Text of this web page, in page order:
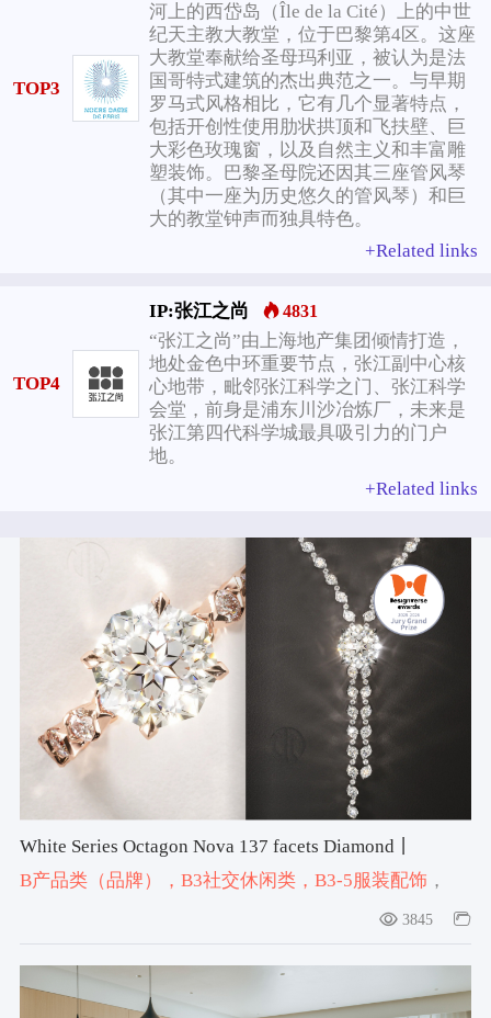
TOP3
河上的西岱岛（Île de la Cité）上的中世
纪天主教大教堂，位于巴黎第4区。这座
大教堂奉献给圣母玛利亚，被认为是法
国哥特式建筑的杰出典范之一。与早期
罗马式风格相比，它有几个显著特点，
包括开创性使用肋状拱顶和飞扶壁、巨
大彩色玫瑰窗，以及自然主义和丰富雕
塑装饰。巴黎圣母院还因其三座管风琴
（其中一座为历史悠久的管风琴）和巨
大的教堂钟声而独具特色。
+Related links
TOP4
IP:张江之尚 4831
“张江之尚”由上海地产集团倾情打造，
地处金色中环重要节点，张江副中心核
心地带，毗邻张江科学之门、张江科学
会堂，前身是浦东川沙冶炼厂，未来是
张江第四代科学城最具吸引力的门户
地。
+Related links
White Series Octagon Nova 137 facets Diamond丨
JannPaul Pte Ltd
B产品类（品牌） ，B3社交休闲类，B3-5服装配饰 ，
3845